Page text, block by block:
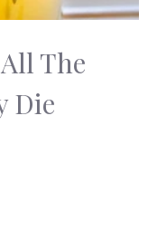
The
Die